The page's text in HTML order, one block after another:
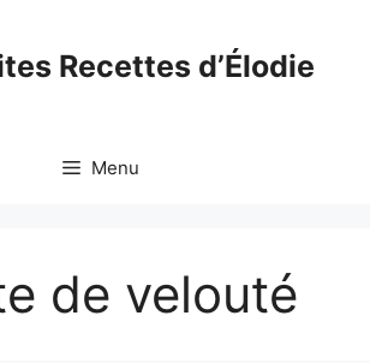
Recettes d’Élodie
Menu
de velouté